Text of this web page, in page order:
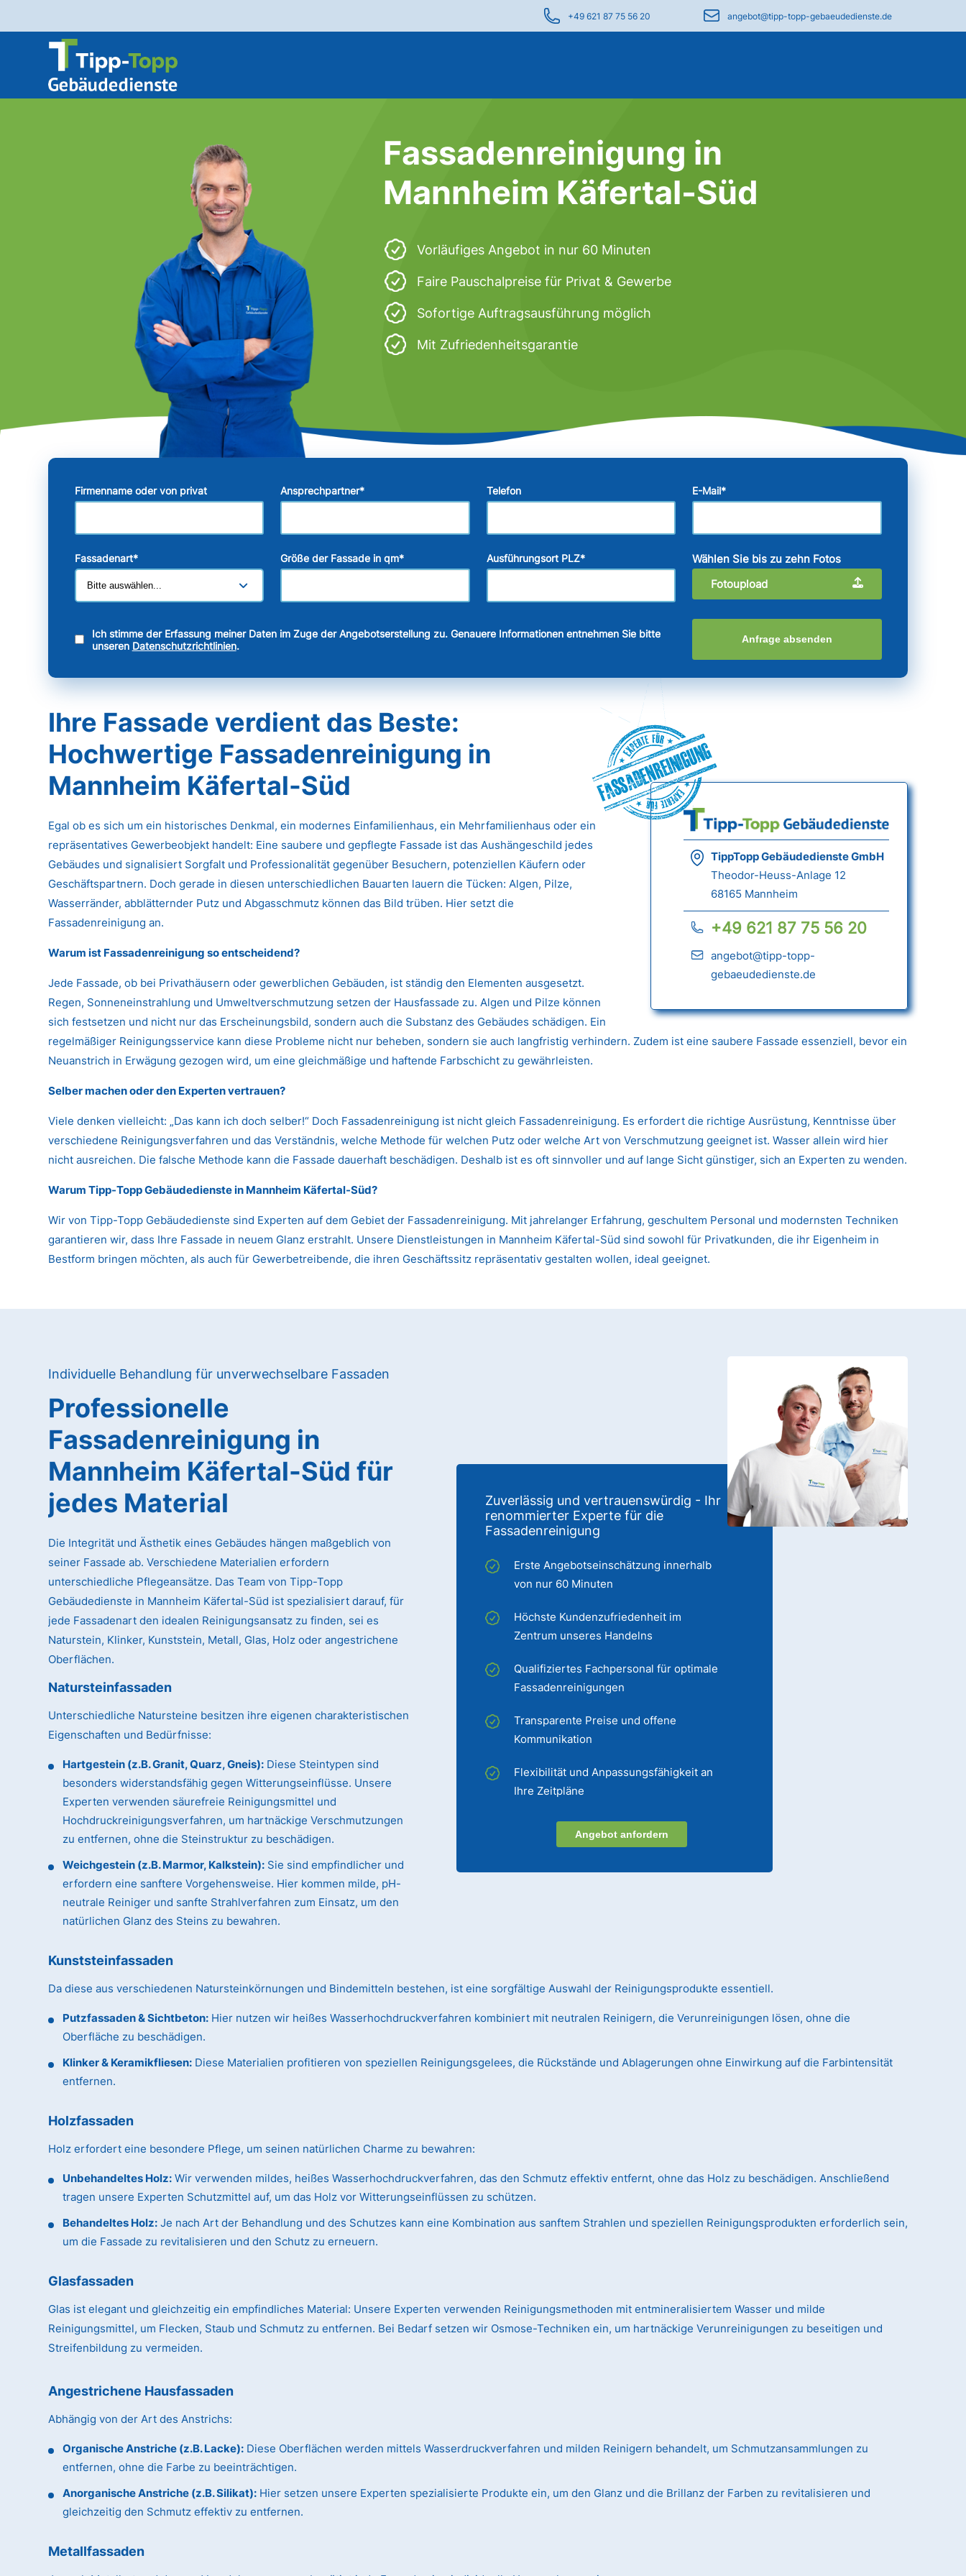
+49 621 87 75 56 20 angebot@tipp-topp-gebaeudedienste.de
Fassadenreinigung in
Mannheim Käfertal-Süd
Vorläufiges Angebot in nur 60 Minuten
Faire Pauschalpreise für Privat & Gewerbe
Sofortige Auftragsausführung möglich
Mit Zufriedenheitsgarantie
Firmenname oder von privat Ansprechpartner* Telefon E-Mail*
Fassadenart* Größe der Fassade in qm* Ausführungsort PLZ*
Wählen Sie bis zu zehn Fotos
Fotoupload
Ich stimme der Erfassung meiner Daten im Zuge der Angebotserstellung zu. Genauere Informationen entnehmen Sie bitte
unseren Datenschutzrichtlinien.
Anfrage absenden
Ihre Fassade verdient das Beste:
Hochwertige Fassadenreinigung in
Mannheim Käfertal-Süd
Fassadenreinigung
TippTopp Gebäudedienste GmbH
Theodor-Heuss-Anlage 12
68165 Mannheim
+49 621 87 75 56 20
angebot@tipp-topp-
gebaeudedienste.de
Egal ob es sich um ein historisches Denkmal, ein modernes Einfamilienhaus, ein Mehrfamilienhaus oder ein
repräsentatives Gewerbeobjekt handelt: Eine saubere und gepflegte Fassade ist das Aushängeschild jedes
Gebäudes und signalisiert Sorgfalt und Professionalität gegenüber Besuchern, potenziellen Käufern oder
Geschäftspartnern. Doch gerade in diesen unterschiedlichen Bauarten lauern die Tücken: Algen, Pilze,
Wasserränder, abblätternder Putz und Abgasschmutz können das Bild trüben. Hier setzt die
Fassadenreinigung an.
Warum ist Fassadenreinigung so entscheidend?
Jede Fassade, ob bei Privathäusern oder gewerblichen Gebäuden, ist ständig den Elementen ausgesetzt.
Regen, Sonneneinstrahlung und Umweltverschmutzung setzen der Hausfassade zu. Algen und Pilze können
sich festsetzen und nicht nur das Erscheinungsbild, sondern auch die Substanz des Gebäudes schädigen. Ein
regelmäßiger Reinigungsservice kann diese Probleme nicht nur beheben, sondern sie auch langfristig verhindern. Zudem ist eine saubere Fassade essenziell, bevor ein
Neuanstrich in Erwägung gezogen wird, um eine gleichmäßige und haftende Farbschicht zu gewährleisten.
Selber machen oder den Experten vertrauen?
Viele denken vielleicht: „Das kann ich doch selber!“ Doch Fassadenreinigung ist nicht gleich Fassadenreinigung. Es erfordert die richtige Ausrüstung, Kenntnisse über
verschiedene Reinigungsverfahren und das Verständnis, welche Methode für welchen Putz oder welche Art von Verschmutzung geeignet ist. Wasser allein wird hier
nicht ausreichen. Die falsche Methode kann die Fassade dauerhaft beschädigen. Deshalb ist es oft sinnvoller und auf lange Sicht günstiger, sich an Experten zu wenden.
Warum Tipp-Topp Gebäudedienste in Mannheim Käfertal-Süd?
Wir von Tipp-Topp Gebäudedienste sind Experten auf dem Gebiet der Fassadenreinigung. Mit jahrelanger Erfahrung, geschultem Personal und modernsten Techniken
garantieren wir, dass Ihre Fassade in neuem Glanz erstrahlt. Unsere Dienstleistungen in Mannheim Käfertal-Süd sind sowohl für Privatkunden, die ihr Eigenheim in
Bestform bringen möchten, als auch für Gewerbetreibende, die ihren Geschäftssitz repräsentativ gestalten wollen, ideal geeignet.
Individuelle Behandlung für unverwechselbare Fassaden
Zuverlässig und vertrauenswürdig - Ihr
renommierter Experte für die
Fassadenreinigung
Erste Angebotseinschätzung innerhalb
von nur 60 Minuten
Höchste Kundenzufriedenheit im
Zentrum unseres Handelns
Qualifiziertes Fachpersonal für optimale
Fassadenreinigungen
Transparente Preise und offene
Kommunikation
Flexibilität und Anpassungsfähigkeit an
Ihre Zeitpläne
Angebot anfordern
Professionelle
Fassadenreinigung in
Mannheim Käfertal-Süd für
jedes Material
Die Integrität und Ästhetik eines Gebäudes hängen maßgeblich von
seiner Fassade ab. Verschiedene Materialien erfordern
unterschiedliche Pflegeansätze. Das Team von Tipp-Topp
Gebäudedienste in Mannheim Käfertal-Süd ist spezialisiert darauf, für
jede Fassadenart den idealen Reinigungsansatz zu finden, sei es
Naturstein, Klinker, Kunststein, Metall, Glas, Holz oder angestrichene
Oberflächen.
Natursteinfassaden
Unterschiedliche Natursteine besitzen ihre eigenen charakteristischen
Eigenschaften und Bedürfnisse:
Hartgestein (z.B. Granit, Quarz, Gneis): Diese Steintypen sind
besonders widerstandsfähig gegen Witterungseinflüsse. Unsere
Experten verwenden säurefreie Reinigungsmittel und
Hochdruckreinigungsverfahren, um hartnäckige Verschmutzungen
zu entfernen, ohne die Steinstruktur zu beschädigen.
Weichgestein (z.B. Marmor, Kalkstein): Sie sind empfindlicher und
erfordern eine sanftere Vorgehensweise. Hier kommen milde, pH-
neutrale Reiniger und sanfte Strahlverfahren zum Einsatz, um den
natürlichen Glanz des Steins zu bewahren.
Kunststeinfassaden
Da diese aus verschiedenen Natursteinkörnungen und Bindemitteln bestehen, ist eine sorgfältige Auswahl der Reinigungsprodukte essentiell.
Putzfassaden & Sichtbeton: Hier nutzen wir heißes Wasserhochdruckverfahren kombiniert mit neutralen Reinigern, die Verunreinigungen lösen, ohne die
Oberfläche zu beschädigen.
Klinker & Keramikfliesen: Diese Materialien profitieren von speziellen Reinigungsgelees, die Rückstände und Ablagerungen ohne Einwirkung auf die Farbintensität
entfernen.
Holzfassaden
Holz erfordert eine besondere Pflege, um seinen natürlichen Charme zu bewahren:
Unbehandeltes Holz: Wir verwenden mildes, heißes Wasserhochdruckverfahren, das den Schmutz effektiv entfernt, ohne das Holz zu beschädigen. Anschließend
tragen unsere Experten Schutzmittel auf, um das Holz vor Witterungseinflüssen zu schützen.
Behandeltes Holz: Je nach Art der Behandlung und des Schutzes kann eine Kombination aus sanftem Strahlen und speziellen Reinigungsprodukten erforderlich sein,
um die Fassade zu revitalisieren und den Schutz zu erneuern.
Glasfassaden
Glas ist elegant und gleichzeitig ein empfindliches Material: Unsere Experten verwenden Reinigungsmethoden mit entmineralisiertem Wasser und milde
Reinigungsmittel, um Flecken, Staub und Schmutz zu entfernen. Bei Bedarf setzen wir Osmose-Techniken ein, um hartnäckige Verunreinigungen zu beseitigen und
Streifenbildung zu vermeiden.
Angestrichene Hausfassaden
Abhängig von der Art des Anstrichs:
Organische Anstriche (z.B. Lacke): Diese Oberflächen werden mittels Wasserdruckverfahren und milden Reinigern behandelt, um Schmutzansammlungen zu
entfernen, ohne die Farbe zu beeinträchtigen.
Anorganische Anstriche (z.B. Silikat): Hier setzen unsere Experten spezialisierte Produkte ein, um den Glanz und die Brillanz der Farben zu revitalisieren und
gleichzeitig den Schmutz effektiv zu entfernen.
Metallfassaden